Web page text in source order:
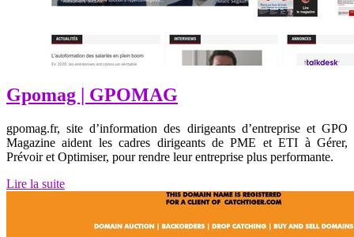
Gpomag | GPOMAG
gpomag.fr, site d’information des dirigeants d’entreprise et GPO
Magazine aident les cadres dirigeants de PME et ETI à Gérer,
Prévoir et Optimiser, pour rendre leur entreprise plus performante.
Lire la suite